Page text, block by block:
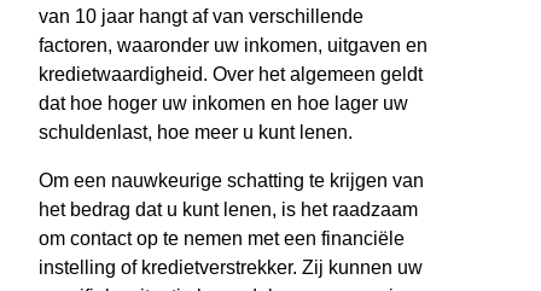
van 10 jaar hangt af van verschillende
factoren, waaronder uw inkomen, uitgaven en
kredietwaardigheid. Over het algemeen geldt
dat hoe hoger uw inkomen en hoe lager uw
schuldenlast, hoe meer u kunt lenen.
Om een nauwkeurige schatting te krijgen van
het bedrag dat u kunt lenen, is het raadzaam
om contact op te nemen met een financiële
instelling of kredietverstrekker. Zij kunnen uw